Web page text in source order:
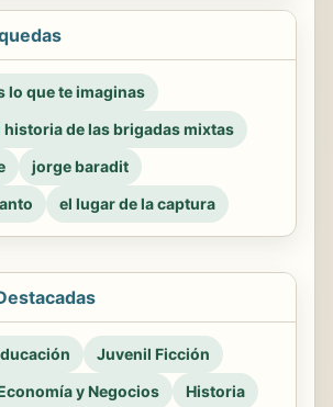
lo que te imaginas
historia de las brigadas mixtas
jorge baradit
el lugar de la captura
Juvenil Ficción
y Negocios
Historia